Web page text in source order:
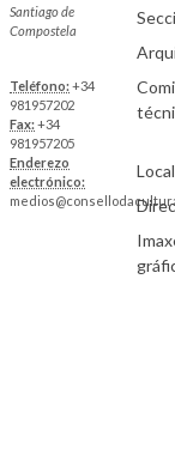
Santiago de
Compostela
Teléfono:+34
981957202
Fax:+34
981957205
Enderezo
electrónico: